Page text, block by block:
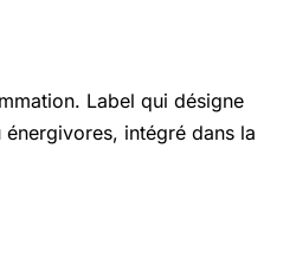
Label qui désigne
intégré dans la